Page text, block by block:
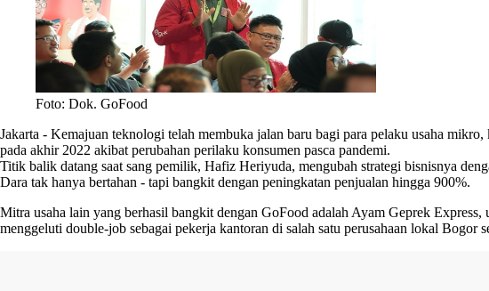
Foto: Dok. GoFood
Jakarta - Kemajuan teknologi telah membuka jalan baru bagi para pelaku usaha
pada akhir 2022 akibat perubahan perilaku konsumen pasca pandemi.
Titik balik datang saat sang pemilik, Hafiz Heriyuda, mengubah strategi bisnisnya
Dara tak hanya bertahan - tapi bangkit dengan peningkatan penjualan hingga 900%.
Mitra usaha lain yang berhasil bangkit dengan GoFood adalah Ayam Geprek
menggeluti double-job sebagai pekerja kantoran di salah satu perusahaan lokal Bogor